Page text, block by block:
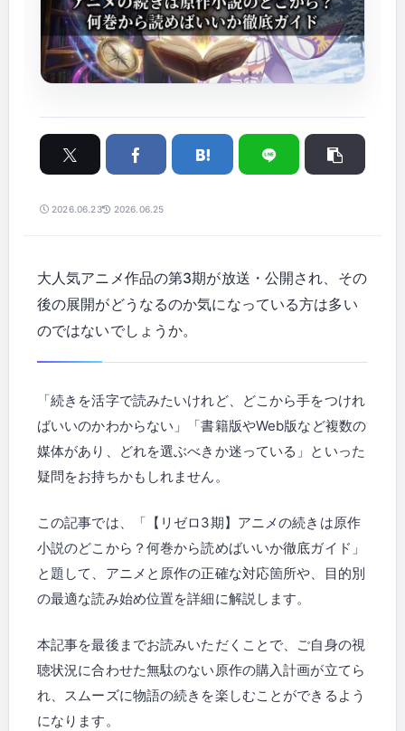
2026.06.23 2026.06.25
大人気アニメ作品の第3期が放送・公開され、その
後の展開がどうなるのか気になっている方は多い
のではないでしょうか。
「続きを活字で読みたいけれど、どこから手をつけれ
ばいいのかわからない」「書籍版やWeb版など複数の
媒体があり、どれを選ぶべきか迷っている」といった
疑問をお持ちかもしれません。
この記事では、「​【リゼロ3期】アニメの続きは原作
小説のどこから？何巻から読めばいいか徹底ガイド」
と題して、アニメと原作の正確な対応箇所や、目的別
の最適な読み始め位置を詳細に解説します。
本記事を最後までお読みいただくことで、ご自身の視
聴状況に合わせた無駄のない原作の購入計画が立てら
れ、スムーズに物語の続きを楽しむことができるよう
になります。